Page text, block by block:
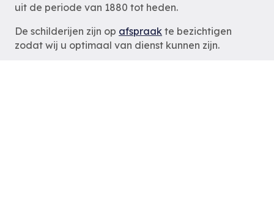
uit de periode van 1880 tot heden.
De schilderijen zijn op afspraak te bezichtigen
zodat wij u optimaal van dienst kunnen zijn.